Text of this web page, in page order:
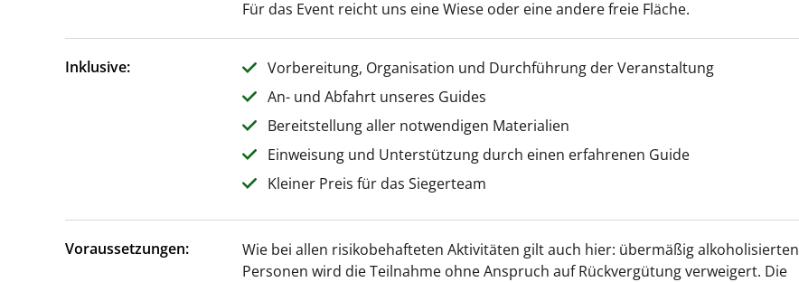
Für das Event reicht uns eine Wiese oder eine andere freie Fläche.
Inklusive:
Vorbereitung, Organisation und Durchführung der Veranstaltung
An- und Abfahrt unseres Guides
Bereitstellung aller notwendigen Materialien
Einweisung und Unterstützung durch einen erfahrenen Guide
Kleiner Preis für das Siegerteam
Voraussetzungen:
Wie bei allen risikobehafteten Aktivitäten gilt auch hier: übermäßig alkoholisierten
Personen wird die Teilnahme ohne Anspruch auf Rückvergütung verweigert. Die